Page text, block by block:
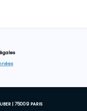
| 75009 PARIS